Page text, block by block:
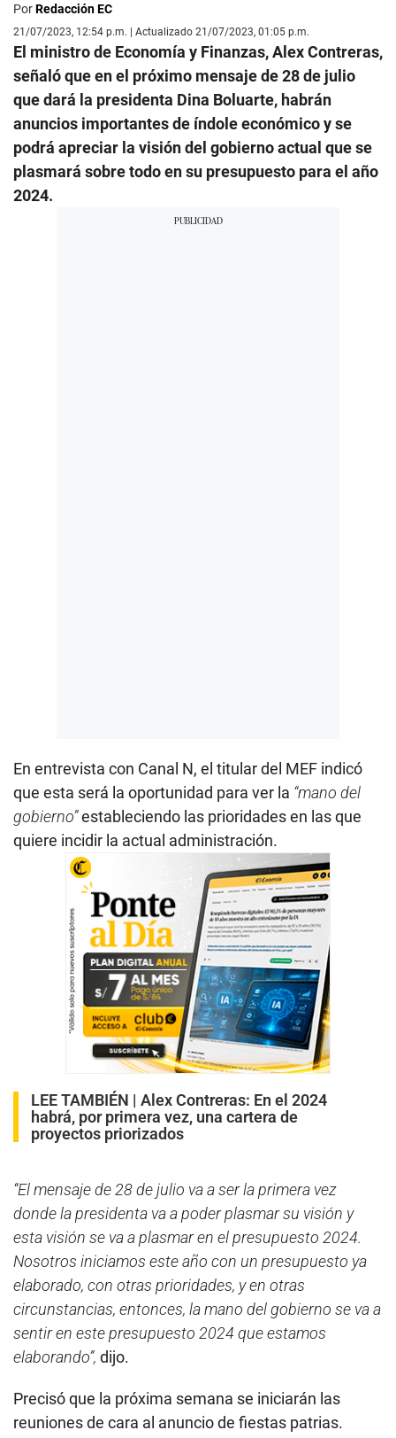
PorRedacción EC
21/07/2023, 12:54 p.m. | Actualizado 21/07/2023, 01:05 p.m.
El ministro de Economía y Finanzas, Alex Contreras,
señaló que en el próximo mensaje de 28 de julio
que dará la presidenta Dina Boluarte, habrán
anuncios importantes de índole económico y se
podrá apreciar la visión del gobierno actual que se
plasmará sobre todo en su presupuesto para el año
2024.
En entrevista con Canal N, el titular del MEF indicó
que esta será la oportunidad para ver la “mano del
gobierno”estableciendo las prioridades en las que
quiere incidir la actual administración.
LEE TAMBIÉN | Alex Contreras: En el 2024
habrá, por primera vez, una cartera de
proyectos priorizados
“El mensaje de 28 de julio va a ser la primera vez
donde la presidenta va a poder plasmar su visión y
esta visión se va a plasmar en el presupuesto 2024.
Nosotros iniciamos este año con un presupuesto ya
elaborado, con otras prioridades, y en otras
circunstancias, entonces, la mano del gobierno se va a
sentir en este presupuesto 2024 que estamos
elaborando”, dijo.
Precisó que la próxima semana se iniciarán las
reuniones de cara al anuncio de fiestas patrias.